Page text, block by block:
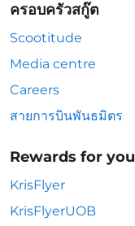
ครอบครัวสกู๊ต
Scootitude
Media centre
Careers
สายการบินพันธมิตร
Rewards for you
KrisFlyer
KrisFlyerUOB